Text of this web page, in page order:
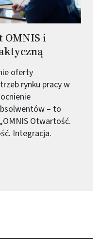
OMNIS i
oferty
rynku pracy w
– to
Otwartość.
Integracja.